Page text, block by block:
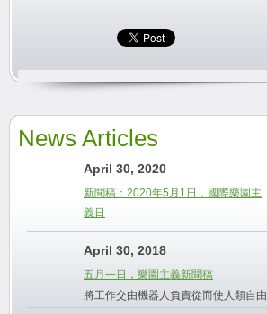
News Articles
April 30, 2020
新聞稿：2020年5月1日，國際樂園主
義日
April 30, 2018
五月一日，樂園主義新聞稿
將工作交由機器人負責從而使人類自由